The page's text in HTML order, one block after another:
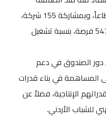
1,124 شاباً وشابة، ضمن 13 قطاعاً، وبمشاركة 155 شركة،
فيما بلغ عدد الفرص التشغيلية 547 فرصة، بنسبة تشغيل
دور الصندوق في دعم
المساهمة في بناء قدرات
الإنتاجية، فضلاً عن
للشباب الأردني.